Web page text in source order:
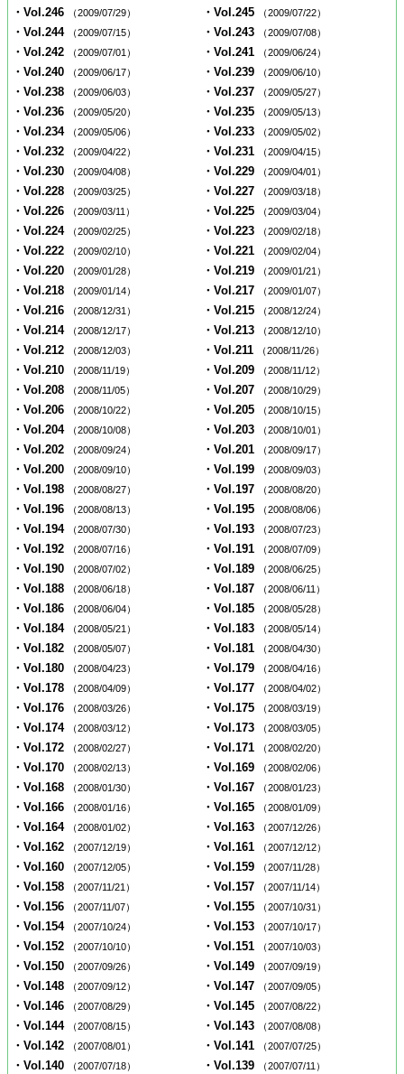
・Vol.246 （2009/07/29） ・Vol.245 （2009/07/22）
・Vol.244 （2009/07/15） ・Vol.243 （2009/07/08）
・Vol.242 （2009/07/01） ・Vol.241 （2009/06/24）
・Vol.240 （2009/06/17） ・Vol.239 （2009/06/10）
・Vol.238 （2009/06/03） ・Vol.237 （2009/05/27）
・Vol.236 （2009/05/20） ・Vol.235 （2009/05/13）
・Vol.234 （2009/05/06） ・Vol.233 （2009/05/02）
・Vol.232 （2009/04/22） ・Vol.231 （2009/04/15）
・Vol.230 （2009/04/08） ・Vol.229 （2009/04/01）
・Vol.228 （2009/03/25） ・Vol.227 （2009/03/18）
・Vol.226 （2009/03/11） ・Vol.225 （2009/03/04）
・Vol.224 （2009/02/25） ・Vol.223 （2009/02/18）
・Vol.222 （2009/02/10） ・Vol.221 （2009/02/04）
・Vol.220 （2009/01/28） ・Vol.219 （2009/01/21）
・Vol.218 （2009/01/14） ・Vol.217 （2009/01/07）
・Vol.216 （2008/12/31） ・Vol.215 （2008/12/24）
・Vol.214 （2008/12/17） ・Vol.213 （2008/12/10）
・Vol.212 （2008/12/03） ・Vol.211 （2008/11/26）
・Vol.210 （2008/11/19） ・Vol.209 （2008/11/12）
・Vol.208 （2008/11/05） ・Vol.207 （2008/10/29）
・Vol.206 （2008/10/22） ・Vol.205 （2008/10/15）
・Vol.204 （2008/10/08） ・Vol.203 （2008/10/01）
・Vol.202 （2008/09/24） ・Vol.201 （2008/09/17）
・Vol.200 （2008/09/10） ・Vol.199 （2008/09/03）
・Vol.198 （2008/08/27） ・Vol.197 （2008/08/20）
・Vol.196 （2008/08/13） ・Vol.195 （2008/08/06）
・Vol.194 （2008/07/30） ・Vol.193 （2008/07/23）
・Vol.192 （2008/07/16） ・Vol.191 （2008/07/09）
・Vol.190 （2008/07/02） ・Vol.189 （2008/06/25）
・Vol.188 （2008/06/18） ・Vol.187 （2008/06/11）
・Vol.186 （2008/06/04） ・Vol.185 （2008/05/28）
・Vol.184 （2008/05/21） ・Vol.183 （2008/05/14）
・Vol.182 （2008/05/07） ・Vol.181 （2008/04/30）
・Vol.180 （2008/04/23） ・Vol.179 （2008/04/16）
・Vol.178 （2008/04/09） ・Vol.177 （2008/04/02）
・Vol.176 （2008/03/26） ・Vol.175 （2008/03/19）
・Vol.174 （2008/03/12） ・Vol.173 （2008/03/05）
・Vol.172 （2008/02/27） ・Vol.171 （2008/02/20）
・Vol.170 （2008/02/13） ・Vol.169 （2008/02/06）
・Vol.168 （2008/01/30） ・Vol.167 （2008/01/23）
・Vol.166 （2008/01/16） ・Vol.165 （2008/01/09）
・Vol.164 （2008/01/02） ・Vol.163 （2007/12/26）
・Vol.162 （2007/12/19） ・Vol.161 （2007/12/12）
・Vol.160 （2007/12/05） ・Vol.159 （2007/11/28）
・Vol.158 （2007/11/21） ・Vol.157 （2007/11/14）
・Vol.156 （2007/11/07） ・Vol.155 （2007/10/31）
・Vol.154 （2007/10/24） ・Vol.153 （2007/10/17）
・Vol.152 （2007/10/10） ・Vol.151 （2007/10/03）
・Vol.150 （2007/09/26） ・Vol.149 （2007/09/19）
・Vol.148 （2007/09/12） ・Vol.147 （2007/09/05）
・Vol.146 （2007/08/29） ・Vol.145 （2007/08/22）
・Vol.144 （2007/08/15） ・Vol.143 （2007/08/08）
・Vol.142 （2007/08/01） ・Vol.141 （2007/07/25）
・Vol.140 （2007/07/18） ・Vol.139 （2007/07/11）